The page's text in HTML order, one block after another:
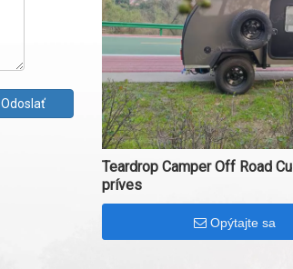
Odoslať
Teardrop Camper Off Road
príves
Opýtajte sa